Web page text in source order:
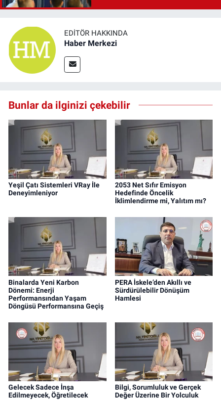
EDITÖR HAKKINDA
Haber Merkezi
Bunlar da ilginizi çekebilir
Yeşil Çatı Sistemleri VRay İle
Deneyimleniyor
2053 Net Sıfır Emisyon
Hedefinde Öncelik
İklimlendirme mi, Yalıtım mı?
Binalarda Yeni Karbon
Dönemi: Enerji
Performansından Yaşam
Döngüsü Performansına Geçiş
PERA İskele’den Akıllı ve
Sürdürülebilir Dönüşüm
Hamlesi
Gelecek Sadece İnşa
Edilmeyecek, Öğretilecek
Bilgi, Sorumluluk ve Gerçek
Değer Üzerine Bir Yolculuk